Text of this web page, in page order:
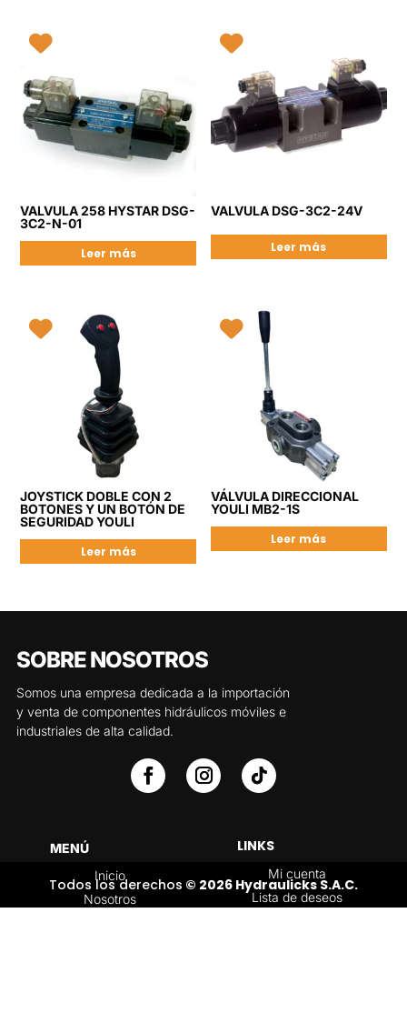
VALVULA 258 HYSTAR DSG-
3C2-N-01
Leer más
VALVULA DSG-3C2-24V
Leer más
JOYSTICK DOBLE CON 2
BOTONES Y UN BOTÓN DE
SEGURIDAD YOULI
Leer más
VÁLVULA DIRECCIONAL
YOULI MB2-1S
Leer más
SOBRE NOSOTROS
Somos una empresa dedicada a la importación
y venta de componentes hidráulicos móviles e
industriales de alta calidad.
MENÚ
Inicio
Nosotros
LINKS
Mi cuenta
Lista de deseos
Todos los derechos © 2026 Hydraulicks S.A.C.